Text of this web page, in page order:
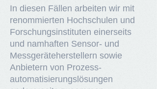
In diesen Fällen arbeiten wir mit
renommierten Hochschulen und
Forschungsinstituten einerseits
und namhaften Sensor- und
Messgeräteherstellern sowie
Anbietern von Prozess-
automatisierungslösungen